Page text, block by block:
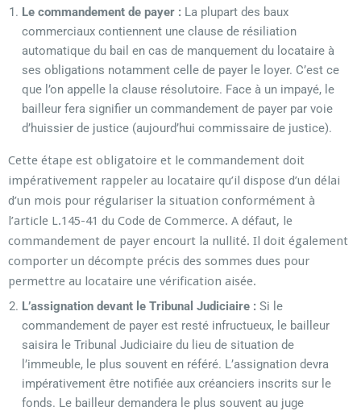
Le commandement de payer : La plupart des baux
commerciaux contiennent une clause de résiliation
automatique du bail en cas de manquement du locataire à
ses obligations notamment celle de payer le loyer. C’est ce
que l’on appelle la clause résolutoire. Face à un impayé, le
bailleur fera signifier un commandement de payer par voie
d’huissier de justice (aujourd’hui commissaire de justice).
Cette étape est obligatoire et le commandement doit
impérativement rappeler au locataire qu’il dispose d’un délai
d’un mois pour régulariser la situation conformément à
l’article L.145-41 du Code de Commerce. A défaut, le
commandement de payer encourt la nullité. Il doit également
comporter un décompte précis des sommes dues pour
permettre au locataire une vérification aisée.
L’assignation devant le Tribunal Judiciaire : Si le
commandement de payer est resté infructueux, le bailleur
saisira le Tribunal Judiciaire du lieu de situation de
l’immeuble, le plus souvent en référé. L’assignation devra
impérativement être notifiée aux créanciers inscrits sur le
fonds. Le bailleur demandera le plus souvent au juge